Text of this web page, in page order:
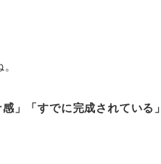
感」「すでに完成されている」